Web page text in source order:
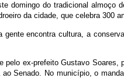
domingo do tradicional almoço
da cidade, que celebra 300
encontra cultura, a
ex-prefeito Gustavo Soares,
Senado. No município, o